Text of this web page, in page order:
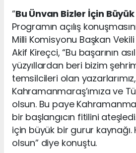
“Bu Ünvan Bizler İçin
Programın açılış
Milli Komisyonu Başkan
Akif Kireçci, “Bu başarının
yüzyıllardan beri bizim
temsilcileri olan
Kahramanmaraş’ımıza ve
olsun. Bu paye
bir başlangıcın fitilini
için büyük bir gurur kaynağı.
olsun” diye konuştu.